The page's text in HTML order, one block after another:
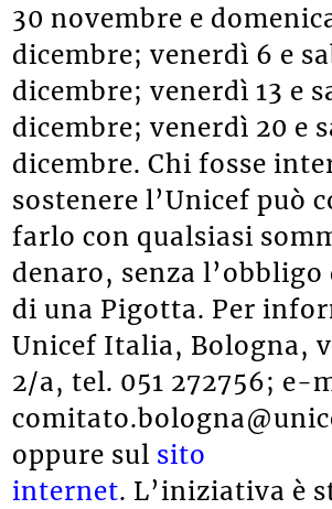
30 novembre e
dicembre; venerdì 6 e
dicembre; venerdì 13 e
dicembre; venerdì 20 e
dicembre. Chi fosse
sostenere l’Unicef può
farlo con qualsiasi
denaro, senza
di una Pigotta. Per
Unicef Italia, Bologna,
2/a, tel. 051 272756; e-
oppure sul sito
internet. L’iniziativa è